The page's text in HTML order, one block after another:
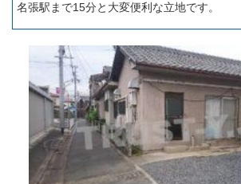
名張駅まで15分と大変便利な立地です。